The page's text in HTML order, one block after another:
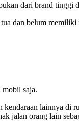
dari brand tinggi
dan belum
mobil saja.
lainnya di
jalan orang lain